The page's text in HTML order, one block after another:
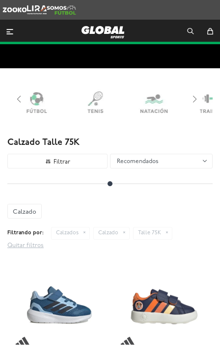
Lira
Somos
Futbol

Calzado Talle 75K
Recomendados
Calzado
Filtrando por: Calzados Calzado Talle 75K
Quitar filtros